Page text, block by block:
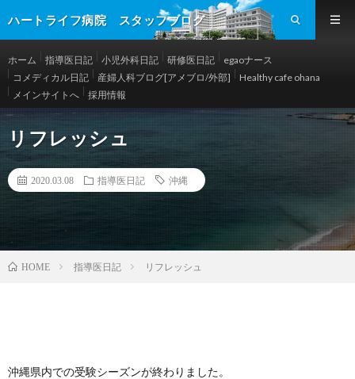
ハートライフ病院 スタッフブログ
ホーム 指導医日記 小児外科日記 研修医日記
egaoナース
コメディカル日記
産婦人科ブログ[アメブロ/外部]
Healthy cafe ohana
メインサイトへ
採用情報
リフレッシュ
2020.03.08 指導医日記 沖縄
HOME 指導医日記 リフレッシュ
沖縄県内での受験シーズンが終わりました。